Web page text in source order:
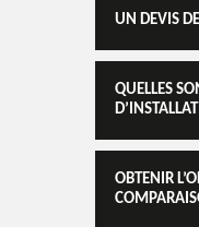
UN DEVIS
QUELLES
OBTENIR